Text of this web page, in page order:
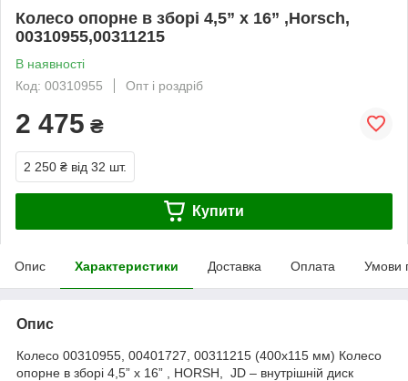
Колесо опорне в зборі 4,5” x 16” ,Horsch,
00310955,00311215
В наявності
Код: 00310955
Опт і роздріб
2 475 ₴
2 250 ₴ від 32 шт.
Купити
Опис Характеристики Доставка Оплата Умови
Опис
Колесо 00310955, 00401727, 00311215 (400x115 мм) Колесо
опорне в зборі 4,5” x 16” , HORSH, JD – внутрішній диск